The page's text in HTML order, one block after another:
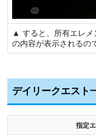
▲ すると、所有エレメ
の内容が表示されるの
デイリークエスト
指定